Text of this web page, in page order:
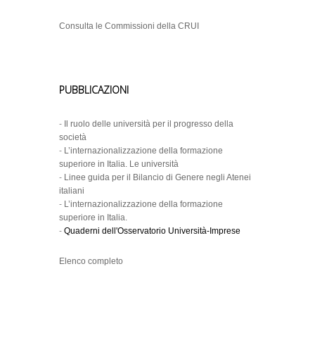
Consulta le Commissioni della CRUI
PUBBLICAZIONI
-
Il ruolo delle università per il progresso della
società
- L’internazionalizzazione della formazione
superiore in Italia. Le università
- Linee guida per il Bilancio di Genere negli Atenei
italiani
- L’internazionalizzazione della formazione
superiore in Italia.
- Quaderni dell'Osservatorio Università-Imprese
Elenco completo